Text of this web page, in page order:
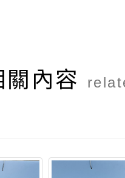
內容